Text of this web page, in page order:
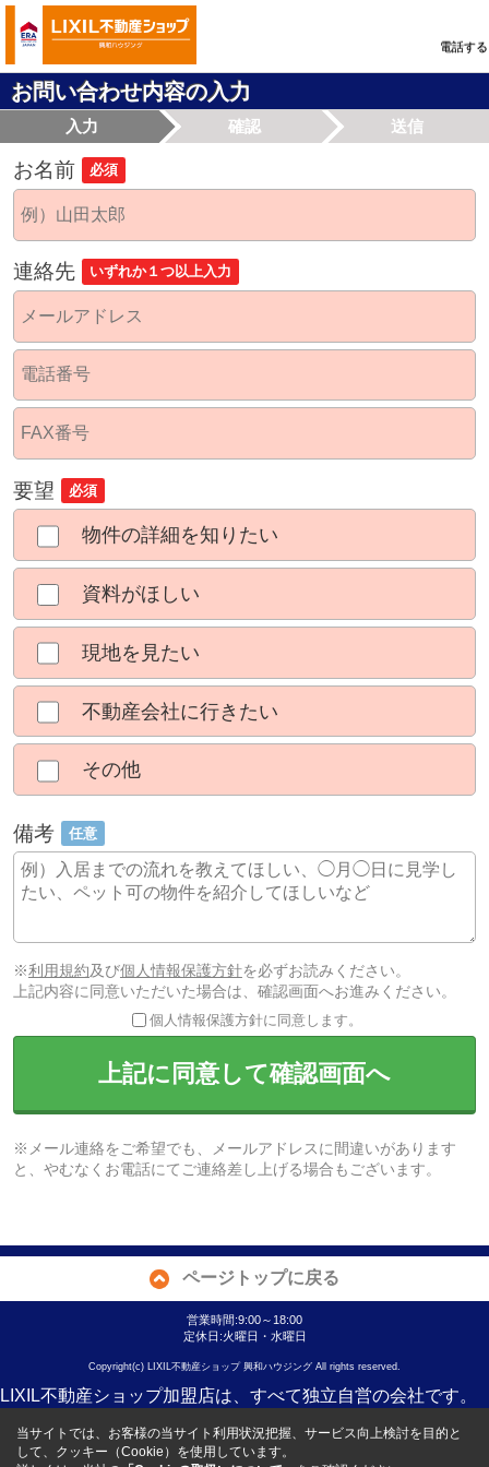
電話する
お問い合わせ内容の入力
入力 確認 送信
お名前 必須
連絡先 いずれか１つ以上入力
要望 必須
物件の詳細を知りたい
資料がほしい
現地を見たい
不動産会社に行きたい
その他
備考 任意
※利用規約及び個人情報保護方針を必ずお読みください。
上記内容に同意いただいた場合は、確認画面へお進みください。
個人情報保護方針に同意します。
上記に同意して確認画面へ
※メール連絡をご希望でも、メールアドレスに間違いがあります
と、やむなくお電話にてご連絡差し上げる場合もございます。
ページトップに戻る
営業時間:9:00～18:00
定休日:火曜日・水曜日
Copyright(c) LIXIL不動産ショップ 興和ハウジング All rights reserved.
LIXIL不動産ショップ加盟店は、すべて独立自営の会社です。
当サイトでは、お客様の当サイト利用状況把握、サービス向上検討を目的と
して、クッキー（Cookie）を使用しています。